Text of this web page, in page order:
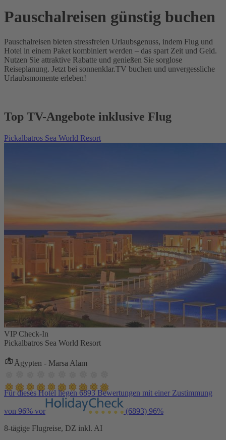
Pauschalreisen günstig buchen
Pauschalreisen bieten stressfreien Urlaubsgenuss, indem Flug und
Hotel in einem Paket kombiniert werden – das spart Zeit und Geld.
Nutzen Sie attraktive Rabatte und genießen Sie sorglose
Reiseplanung. Jetzt bei sonnenklar.TV buchen und unvergessliche
Urlaubsmomente erleben!
Top TV-Angebote inklusive Flug
Pickalbatros Sea World Resort
VIP Check-In
Pickalbatros Sea World Resort
Ägypten - Marsa Alam
Für dieses Hotel liegen 6893 Bewertungen mit einer Zustimmung
von 96% vor (6893) 96%
8-tägige Flugreise, DZ inkl. AI